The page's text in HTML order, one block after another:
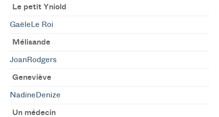
Le petit Yniold
GaëleLe Roi
Mélisande
JoanRodgers
Geneviève
NadineDenize
Un médecin